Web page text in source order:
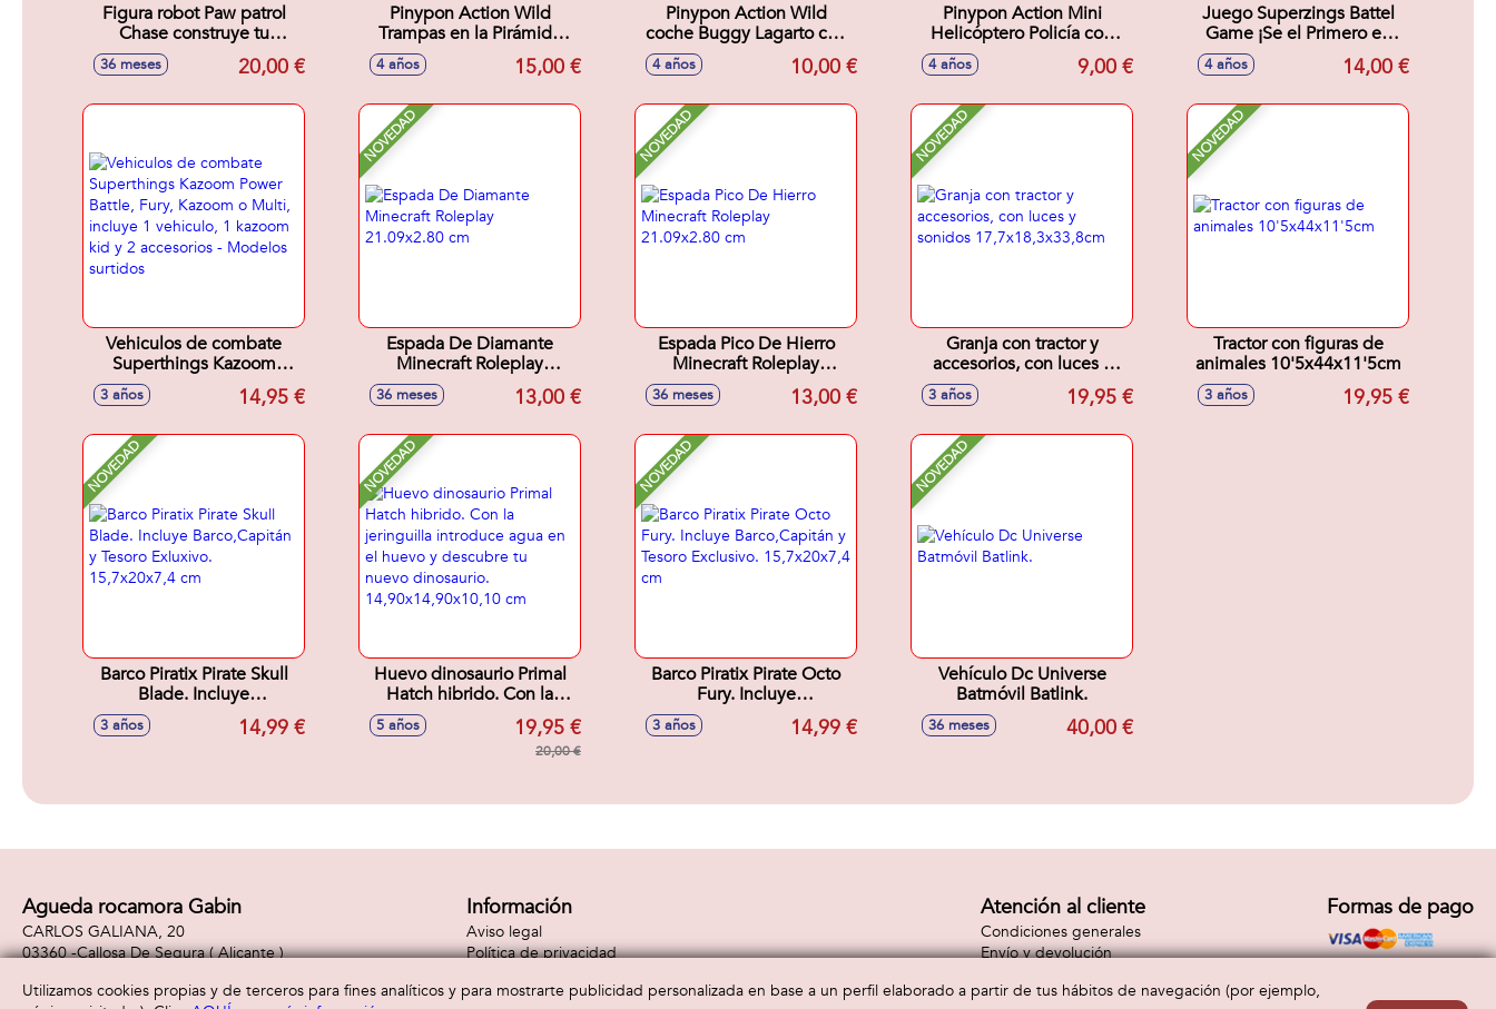
Figura robot Paw patrol
Chase construye tu
mascota con más de 20
piezas. 30x24,5x5,5cm
36 meses 20,00 €
Pinypon Action Wild
Trampas en la Pirámide
¿encontrarás el tesoro?
Incluye explorador y araña
4 años 15,00 €
Pinypon Action Wild
coche Buggy Lagarto con
accesorios, figura
explorador y Dragón de
4 años 10,00 €
Pinypon Action Mini
Helicóptero Policía con
accesorios y figura de
4 años 9,00 €
Juego Superzings Battel
Game ¡Se el Primero en
Derrotar al Misterioso
4 años 14,00 €
Vehiculos de combate
Superthings Kazoom
Power Battle, Fury,
Kazoom o Multi, incluye 1
accesorios - Modelos
3 años 14,95 €
NOVEDAD
Espada De Diamante
Minecraft Roleplay
21.09x2.80 cm
36 meses 13,00 €
NOVEDAD
Espada Pico De Hierro
Minecraft Roleplay
21.09x2.80 cm
36 meses 13,00 €
NOVEDAD
Granja con tractor y
accesorios, con luces y
sonidos 17,7x18,3x33,8cm
3 años 19,95 €
NOVEDAD
Tractor con figuras de
animales 10'5x44x11'5cm
3 años 19,95 €
NOVEDAD
Barco Piratix Pirate Skull
Blade. Incluye
Barco,Capitán y Tesoro
Exluxivo. 15,7x20x7,4 cm
3 años 14,99 €
NOVEDAD
Huevo dinosaurio Primal
Hatch hibrido. Con la
jeringuilla introduce agua
en el huevo y descubre tu
nuevo dinosaurio.
5 años 19,95 €
20,00 €
NOVEDAD
Barco Piratix Pirate Octo
Fury. Incluye
Barco,Capitán y Tesoro
Exclusivo. 15,7x20x7,4 cm
3 años 14,99 €
NOVEDAD
Vehículo Dc Universe
Batmóvil Batlink.
36 meses 40,00 €
Agueda rocamora Gabin
CARLOS GALIANA, 20
03360 -Callosa De Segura( Alicante )
Información
Aviso legal
Política de privacidad
Atención al cliente
Condiciones generales
Envío y devolución
Formas de pago
Utilizamos cookies propias y de terceros para fines analíticos y para mostrarte publicidad personalizada en base a un perfil elaborado a partir de tus hábitos de navegación (por ejemplo,